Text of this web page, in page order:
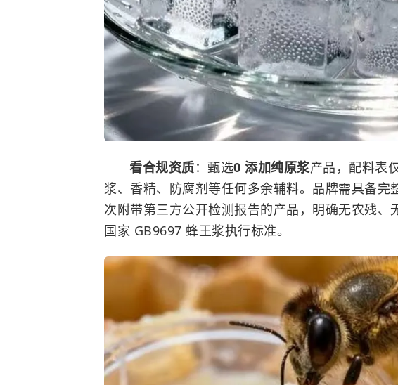
看合规资质：甄选0 添加纯原浆产品，配料表
浆、香精、防腐剂等任何多余辅料。品牌需具备完
次附带第三方公开检测报告的产品，明确无农残、
国家 GB9697 蜂王浆执行标准。